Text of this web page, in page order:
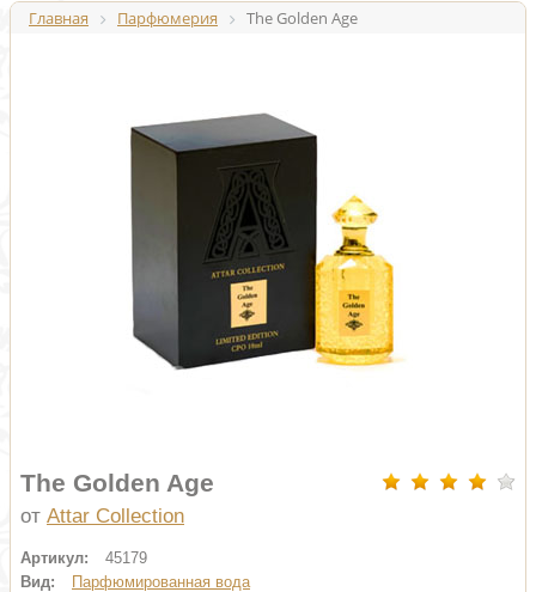
Главная Парфюмерия The Golden Age
The Golden Age
от Attar Collection
Артикул:
45179
Вид:
Парфюмированная вода